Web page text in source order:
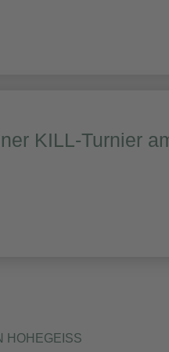
KILL-Turnier